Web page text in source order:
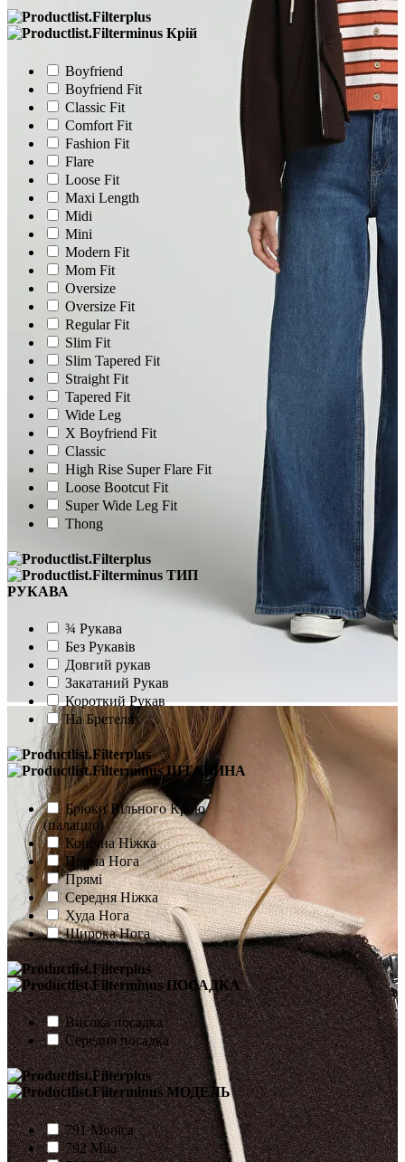
Крій
Boyfriend
Boyfriend Fit
Classic Fit
Comfort Fit
Fashion Fit
Flare
Loose Fit
Maxi Length
Midi
Mini
Modern Fit
Mom Fit
Oversize
Oversize Fit
Regular Fit
Slim Fit
Slim Tapered Fit
Straight Fit
Tapered Fit
Wide Leg
X Boyfriend Fit
Classic
High Rise Super Flare Fit
Loose Bootcut Fit
Super Wide Leg Fit
Thong
ТИП
РУКАВА
¾ Рукава
Без Рукавів
Довгий рукав
Закатаний Рукав
Короткий Рукав
На Бретелях
ШТАНИНА
Брюки Вільного Крою
(палаццо)
Конічна Ніжка
Пряма Нога
Прямі
Середня Ніжка
Худа Нога
Широка Нога
ПОСАДКА
Висока посадка
Середня посадка
МОДЕЛЬ
791 Monica
792 Mila